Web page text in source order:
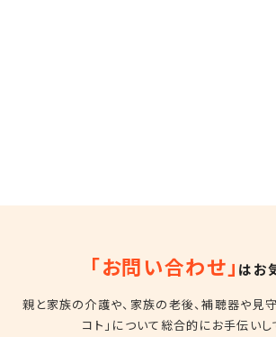
「お問い合わせ」 はお
親と家族の介護や、家族の老後、補聴器や見
コト」について総合的にお手伝いし